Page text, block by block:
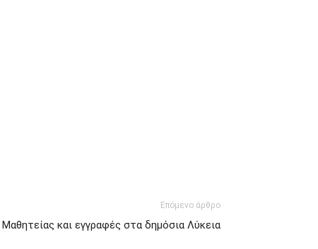
Επόμενο άρθρο
και εγγραφές στα δημόσια Λύκεια